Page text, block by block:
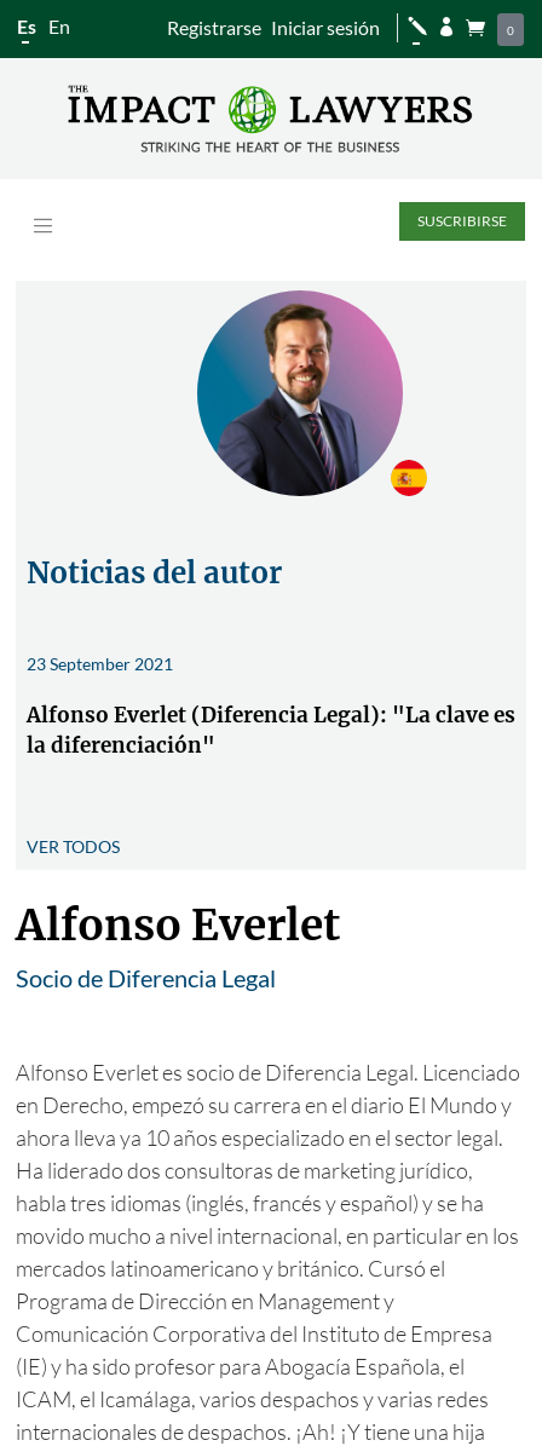
Es En Registrarse Iniciar sesión j   0
SUSCRIBIRSE
Noticias del autor
23 September 2021
Alfonso Everlet (Diferencia Legal): "La clave es
la diferenciación"
VER TODOS
Alfonso Everlet
Socio de Diferencia Legal
Alfonso Everlet es socio de Diferencia Legal. Licenciado
en Derecho, empezó su carrera en el diario El Mundo y
ahora lleva ya 10 años especializado en el sector legal.
Ha liderado dos consultoras de marketing jurídico,
habla tres idiomas (inglés, francés y español) y se ha
movido mucho a nivel internacional, en particular en los
mercados latinoamericano y británico. Cursó el
Programa de Dirección en Management y
Comunicación Corporativa del Instituto de Empresa
(IE) y ha sido profesor para Abogacía Española, el
ICAM, el Icamálaga, varios despachos y varias redes
internacionales de despachos. ¡Ah! ¡Y tiene una hija